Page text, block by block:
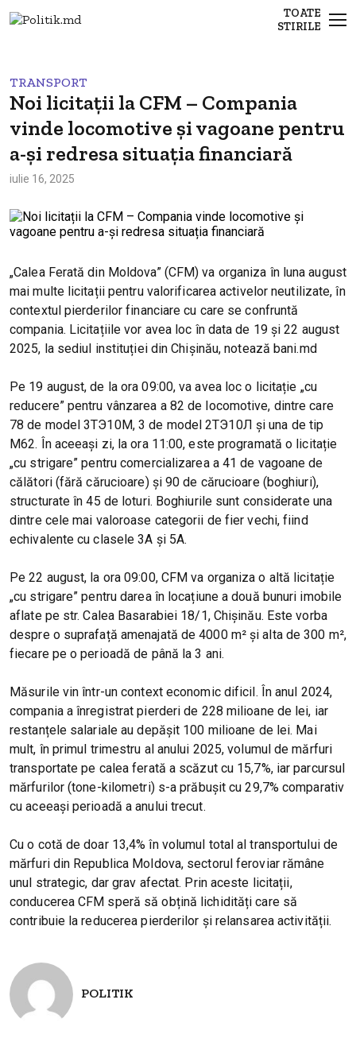
TOATE
STIRILE
TRANSPORT
Noi licitații la CFM – Compania
vinde locomotive și vagoane pentru
a-și redresa situația financiară
iulie 16, 2025
„Calea Ferată din Moldova” (CFM) va organiza în luna august
mai multe licitații pentru valorificarea activelor neutilizate, în
contextul pierderilor financiare cu care se confruntă
compania. Licitațiile vor avea loc în data de 19 și 22 august
2025, la sediul instituției din Chișinău, notează bani.md
Pe 19 august, de la ora 09:00, va avea loc o licitație „cu
reducere” pentru vânzarea a 82 de locomotive, dintre care
78 de model 3ТЭ10М, 3 de model 2ТЭ10Л și una de tip
M62. În aceeași zi, la ora 11:00, este programată o licitație
„cu strigare” pentru comercializarea a 41 de vagoane de
călători (fără cărucioare) și 90 de cărucioare (boghiuri),
structurate în 45 de loturi. Boghiurile sunt considerate una
dintre cele mai valoroase categorii de fier vechi, fiind
echivalente cu clasele 3A și 5A.
Pe 22 august, la ora 09:00, CFM va organiza o altă licitație
„cu strigare” pentru darea în locațiune a două bunuri imobile
aflate pe str. Calea Basarabiei 18/1, Chișinău. Este vorba
despre o suprafață amenajată de 4000 m² și alta de 300 m²,
fiecare pe o perioadă de până la 3 ani.
Măsurile vin într-un context economic dificil. În anul 2024,
compania a înregistrat pierderi de 228 milioane de lei, iar
restanțele salariale au depășit 100 milioane de lei. Mai
mult, în primul trimestru al anului 2025, volumul de mărfuri
transportate pe calea ferată a scăzut cu 15,7%, iar parcursul
mărfurilor (tone-kilometri) s-a prăbușit cu 29,7% comparativ
cu aceeași perioadă a anului trecut.
Cu o cotă de doar 13,4% în volumul total al transportului de
mărfuri din Republica Moldova, sectorul feroviar rămâne
unul strategic, dar grav afectat. Prin aceste licitații,
conducerea CFM speră să obțină lichidități care să
contribuie la reducerea pierderilor și relansarea activității.
POLITIK